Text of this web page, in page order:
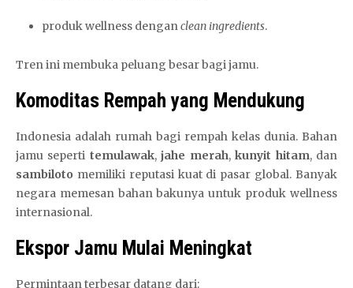
produk wellness denganclean ingredients.
Tren ini membuka peluang besar bagi jamu.
Komoditas Rempah yang Mendukung
Indonesia adalah rumah bagi rempah kelas dunia. Bahan
jamu seperti temulawak,jahe merah,kunyit hitam, dan
sambiloto memiliki reputasi kuat di pasar global. Banyak
negara memesan bahan bakunya untuk produk wellness
internasional.
Ekspor Jamu Mulai Meningkat
Permintaan terbesar datang dari: